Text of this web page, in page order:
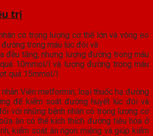
trị
có trọng lượng cơ thể lớn và vòng eo
trong máu lúc đói và
đều tăng, nhưng lượng đường trong máu
10mmol/l và lượng đường trong máu
quá 15mmol/l
Viên metformin, loại thuốc hạ đường
để kiểm soát đường huyết lúc đói và
với những bệnh nhân có trọng lượng cơ
ăn có thể kích thích đường tiêu hóa ở
kiểm soát ăn ngon miệng và giúp kiểm